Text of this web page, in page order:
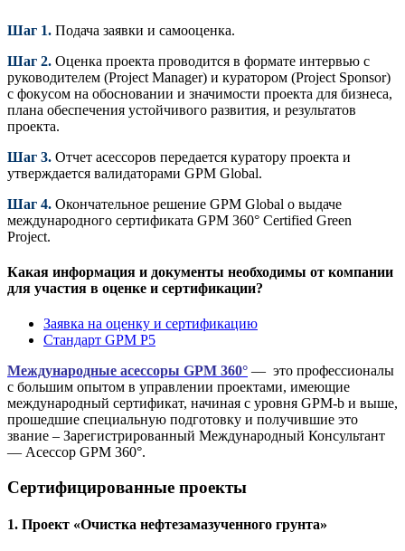
Шаг 1. Подача заявки и самооценка.
Шаг 2. Оценка проекта проводится в формате интервью с
руководителем (Project Manager) и куратором (Project Sponsor)
с фокусом на обосновании и значимости проекта для бизнеса,
плана обеспечения устойчивого развития, и результатов
проекта.
Шаг 3. Отчет асессоров передается куратору проекта и
утверждается валидаторами GPM Global.
Шаг 4. Окончательное решение GPM Global о выдаче
международного сертификата GPM 360° Certified Green
Project.
Какая информация и документы необходимы от компании
для участия в оценке и сертификации?
Заявка на оценку и сертификацию
Стандарт GPM P5
Международные асессоры GPM 360° — это профессионалы
с большим опытом в управлении проектами, имеющие
международный сертификат, начиная с уровня GPM-b и выше,
прошедшие специальную подготовку и получившие это
звание – Зарегистрированный Международный Консультант
— Асессор GPM 360°.
Сертифицированные проекты
1. Проект «Очистка нефтезамазученного грунта»